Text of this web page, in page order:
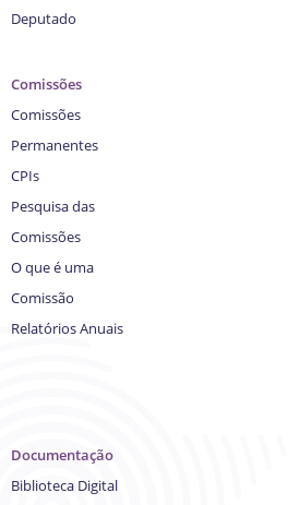
Deputado
Comissões
Comissões
Permanentes
CPIs
Pesquisa das
Comissões
O que é uma
Comissão
Relatórios Anuais
Documentação
Biblioteca Digital